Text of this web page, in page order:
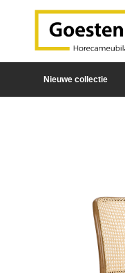
Nieuwe collectie